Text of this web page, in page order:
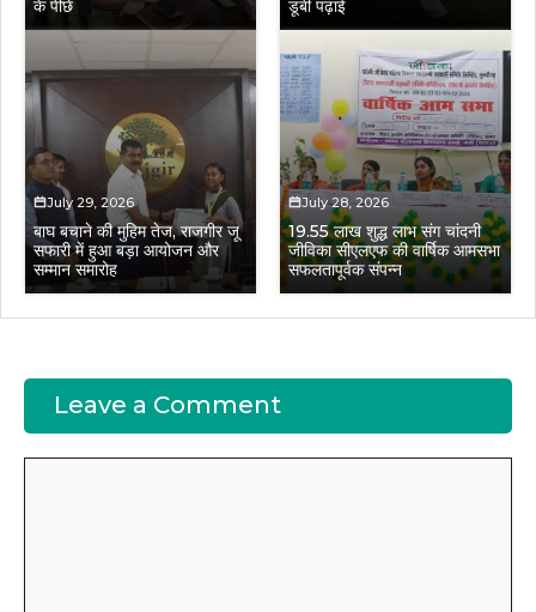
के पीछे डूबी पढ़ाई
July 29, 2026
बाघ बचाने की मुहिम तेज, राजगीर जू
सफारी में हुआ बड़ा आयोजन और
सम्मान समारोह
July 28, 2026
19.55 लाख शुद्ध लाभ संग चांदनी
जीविका सीएलएफ की वार्षिक आमसभा
सफलतापूर्वक संपन्न
Leave a Comment